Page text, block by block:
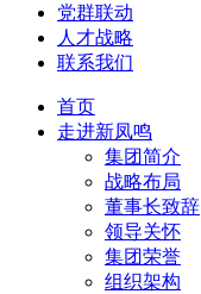
党群联动
人才战略
联系我们
首页
走进新凤鸣
集团简介
战略布局
董事长致辞
领导关怀
集团荣誉
组织架构